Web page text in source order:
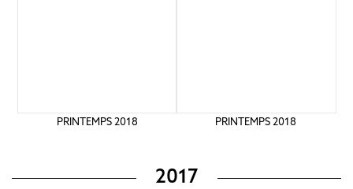
PRINTEMPS 2018 PRINTEMPS 2018
2017